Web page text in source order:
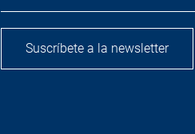
Suscríbete a la newsletter